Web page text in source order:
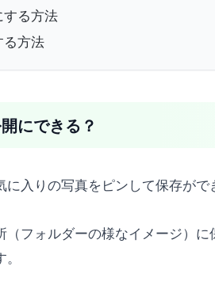
る方法
方法
にできる？
入りの写真をピンして保存がで
（フォルダーの様なイメージ）